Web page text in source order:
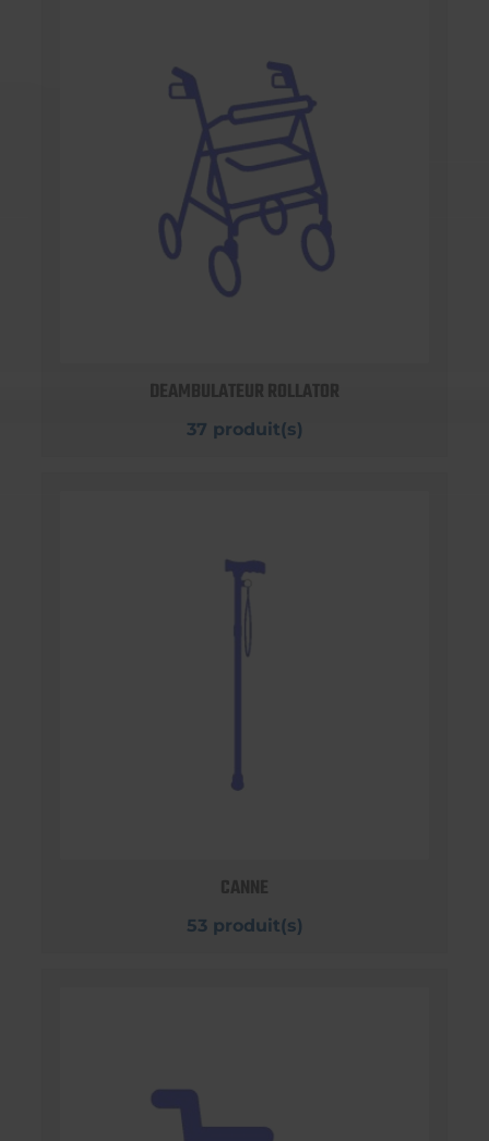
DEAMBULATEUR ROLLATOR
37 produit(s)
CANNE
53 produit(s)